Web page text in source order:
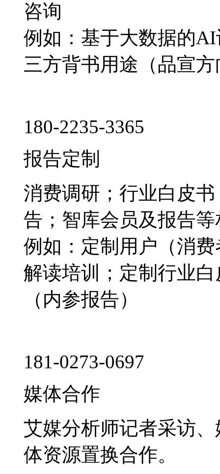
咨询
例如：基于大数据的
三方背书用途（品宣
180-2235-3365
报告定制
消费调研；行业白皮
告；智库会员及报告
例如：定制用户（消
解读培训；定制行业
（内参报告）
181-0273-0697
媒体合作
艾媒分析师记者采访
体资源置换合作。